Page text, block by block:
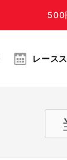
500
レース